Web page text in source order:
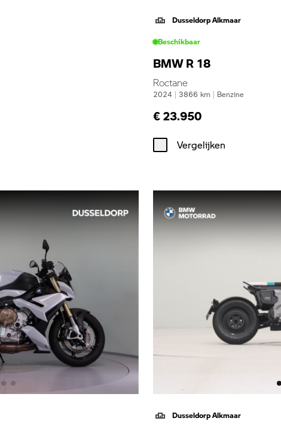
Dusseldorp Alkmaar
Beschikbaar
BMW R 18
Roctane
2024 | 3866 km | Benzine
€ 23.950
Vergelijken
Dusseldorp Alkmaar